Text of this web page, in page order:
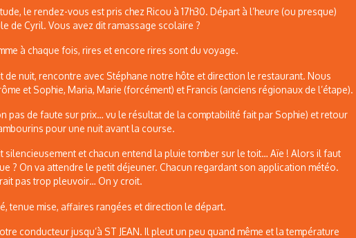
le rendez-vous est pris chez Ricou à 17h30. Départ à l’heure (ou presque)
de Cyril. Vous avez dit ramassage scolaire ?
à chaque fois, rires et encore rires sont du voyage.
de nuit, rencontre avec Stéphane notre hôte et direction le restaurant. Nous
et Sophie, Maria, Marie (forcément) et Francis (anciens régionaux de l’étape).
pas de faute sur prix… vu le résultat de la comptabilité fait par Sophie) et retour
pour une nuit avant la course.
silencieusement et chacun entend la pluie tomber sur le toit… Aïe ! Alors il faut
? On va attendre le petit déjeuner. Chacun regardant son application météo.
pas trop pleuvoir… On y croit.
tenue mise, affaires rangées et direction le départ.
conducteur jusqu’à ST JEAN. Il pleut un peu quand même et la température